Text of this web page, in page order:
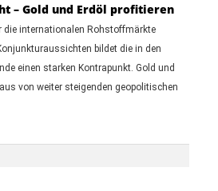
– Gold und Erdöl profitieren
die internationalen Rohstoffmärkte
bildet die in den
einen starken Kontrapunkt. Gold und
von weiter steigenden geopolitischen